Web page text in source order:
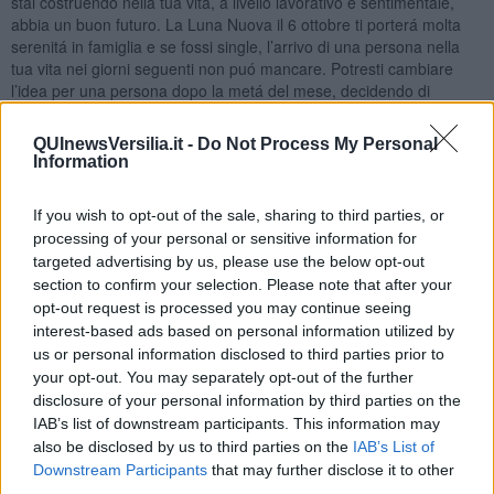
QUInewsVersilia.it - Do Not Process My Personal
Information
If you wish to opt-out of the sale, sharing to third parties, or
processing of your personal or sensitive information for
targeted advertising by us, please use the below opt-out
section to confirm your selection. Please note that after your
opt-out request is processed you may continue seeing
interest-based ads based on personal information utilized by
us or personal information disclosed to third parties prior to
your opt-out. You may separately opt-out of the further
disclosure of your personal information by third parties on the
IAB’s list of downstream participants. This information may
also be disclosed by us to third parties on the IAB’s List of
Downstream Participants that may further disclose it to other
abbia un buon futuro. La Luna Nuova il 6 ottobre ti porterá molta
serenitá in famiglia e se fossi single, l’arrivo di una persona nella
tua vita nei giorni seguenti non puó mancare. Potresti cambiare
l’idea per una persona dopo la metá del mese, decidendo di
l’ultimo sabato del mese.
SCORPIONE
particolarmente soddisfatto, nonostante che non hai un motivo
serio per cui lamentarti. Anzi, a livello economico sarai riuscito ad
ottenere di piú ultimamente. E anche l’amore va bene, se hai una
relazione. Se fossi single, avrai il potere di conquistare chiunque,
specialmente dal secondo weekend in poi. Metá mese un po’
faticoso, i nativi di novembre dovrebbero stare piú attenti alla
salute. Imprevisti all’inizio del penultimo weekend. Ultimo giorno del
mese sará risolutivo.
SAGITTARIO
Stai passando un periodo entusiasmante, prima di tutto a livello
lavorativo. Riguardo all’amore, ti potresti sentire dubbioso, oppure